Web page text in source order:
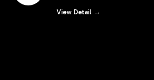
View Detail →